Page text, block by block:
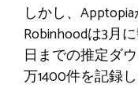
しかし、
Robinhoodは3月
日までの推定ダ
万1400件を記録し